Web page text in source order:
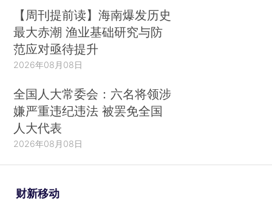
【周刊提前读】海南爆发历史
最大赤潮 渔业基础研究与防
范应对亟待提升
2026年08月08日
全国人大常委会：六名将领涉
嫌严重违纪违法 被罢免全国
人大代表
2026年08月08日
财新移动